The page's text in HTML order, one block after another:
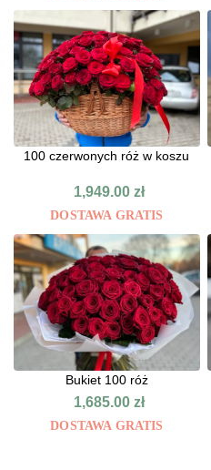
100 czerwonych róż w koszu
1,949.00zł
DOSTAWA GRATIS
Bukiet 100 róż
1,685.00zł
DOSTAWA GRATIS